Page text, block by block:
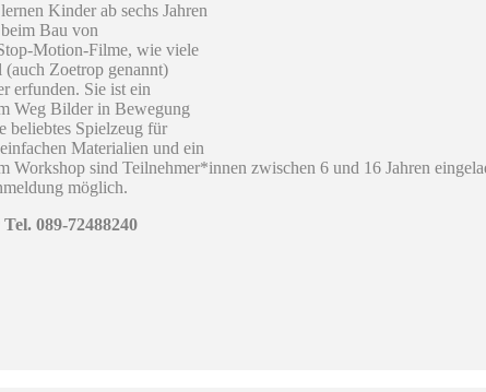
Kinder ab sechs Jahren
Bau von
Motion-Filme, wie viele
Zoetrop genannt)
erfunden. Sie ist ein
Weg Bilder in Bewegung
beliebtes Spielzeug für
Materialien und ein
Workshop sind Teilnehmer*innen zwischen 6 und 16 Jahren
möglich.
089-72488240